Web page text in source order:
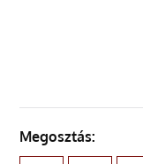
Megosztás: